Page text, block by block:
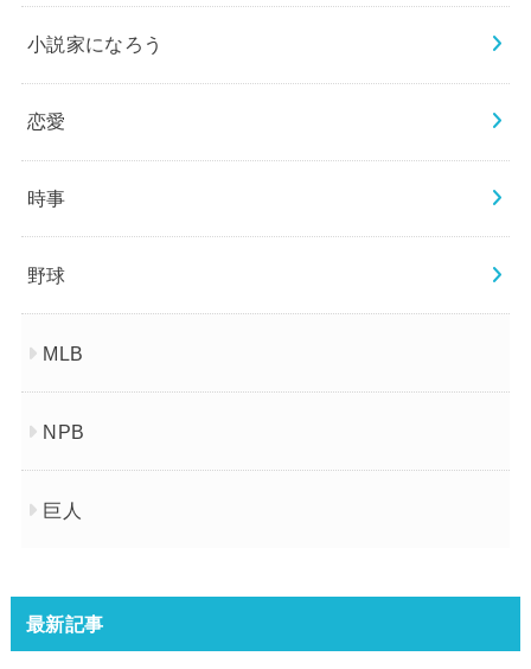
小説家になろう
恋愛
時事
野球
MLB
NPB
巨人
最新記事